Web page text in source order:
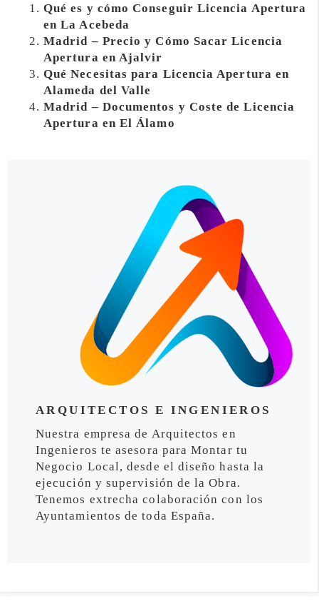
Qué es y cómo Conseguir Licencia Apertura
en La Acebeda
Madrid – Precio y Cómo Sacar Licencia
Apertura en Ajalvir
Qué Necesitas para Licencia Apertura en
Alameda del Valle
Madrid – Documentos y Coste de Licencia
Apertura en El Álamo
ARQUITECTOS E INGENIEROS
Nuestra empresa de Arquitectos en
Ingenieros te asesora para Montar tu
Negocio Local, desde el diseño hasta la
ejecución y supervisión de la Obra.
Tenemos extrecha colaboración con los
Ayuntamientos de toda España.